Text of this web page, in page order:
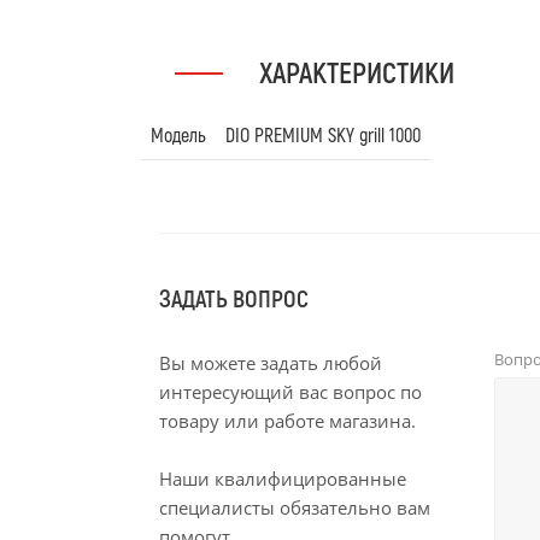
ХАРАКТЕРИСТИКИ
Модель DIO PREMIUM SKY grill 1000
ЗАДАТЬ ВОПРОС
Вы можете задать любой
интересующий вас вопрос по
товару или работе магазина.
Наши квалифицированные
специалисты обязательно вам